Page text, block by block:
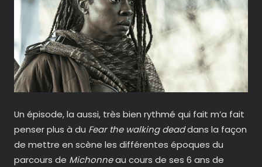
Un épisode, la aussi, très bien rythmé qui fait m’a fait
penser plus à du Fear the walking deaddans la façon
de mettre en scène les différentes époques du
parcours de Michonneau cours de ses 6 ans de